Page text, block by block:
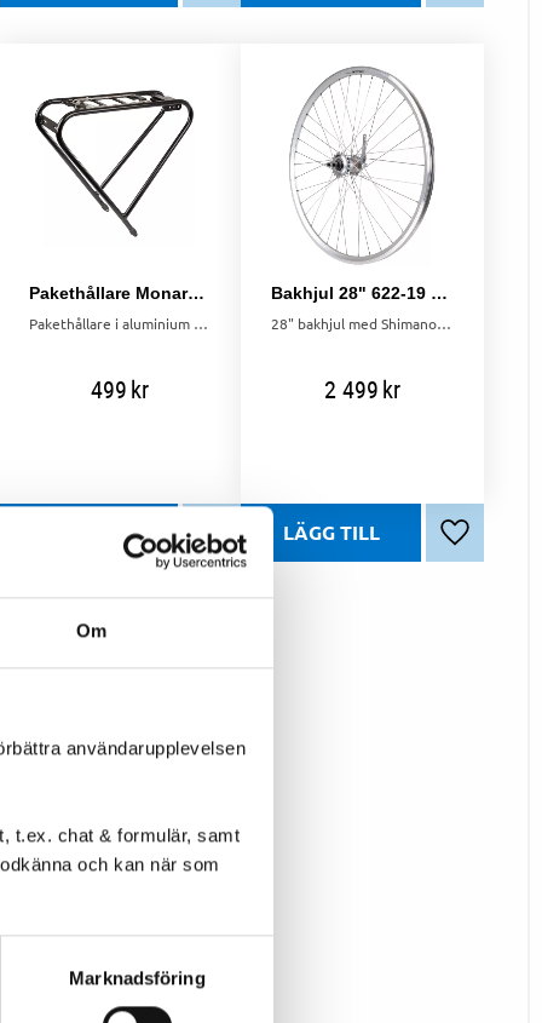
Om
användarupplevelsen
t.ex. chat & formulär, samt
och kan när som
Marknadsföring
Pakethållare Monark Original AVS+ Svart
Pakethållare i aluminium med AVS+. För korgar med högre vikt, t.ex. hundkorg Perro och barnsitsar med AVS+.
499kr
Lägg till i favoriter
Bakhjul 28" 622-19 Shimano Nexus 3 växlar Silver
28" bakhjul med Shimano Nexus® 3-växlat nav, fotbroms och dubbelbottnad 36-håls fälg.
2 499kr
Lägg till i